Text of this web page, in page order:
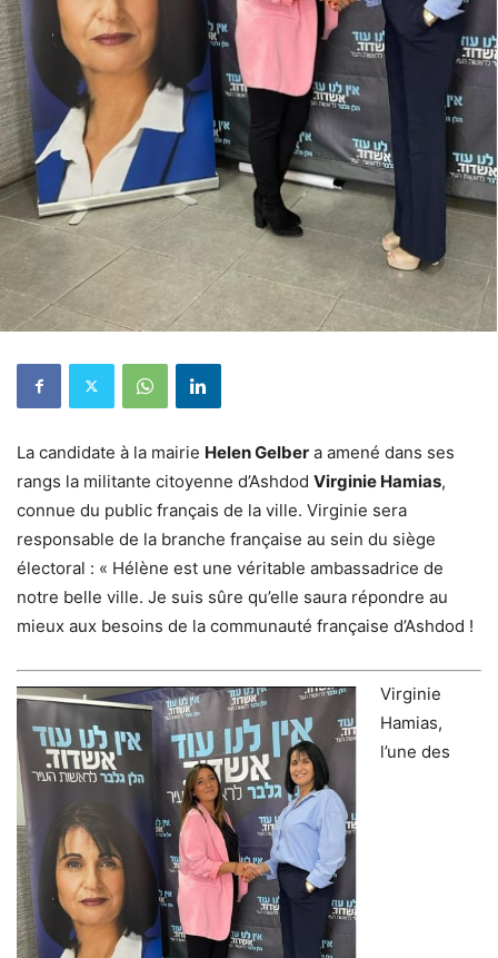
La candidate à la mairie Helen Gelber a amené dans ses
rangs la militante citoyenne d’Ashdod Virginie Hamias,
connue du public français de la ville. Virginie sera
responsable de la branche française au sein du siège
électoral : « Hélène est une véritable ambassadrice de
notre belle ville. Je suis sûre qu’elle saura répondre au
mieux aux besoins de la communauté française d’Ashdod !
Virginie
Hamias,
l’une des